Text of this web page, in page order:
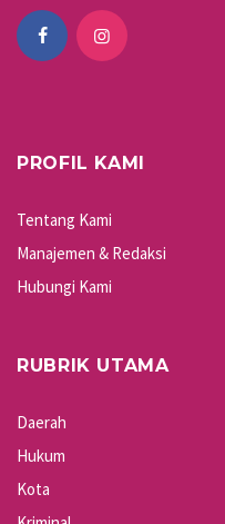
PROFIL KAMI
Tentang Kami
Manajemen & Redaksi
Hubungi Kami
RUBRIK UTAMA
Daerah
Hukum
Kota